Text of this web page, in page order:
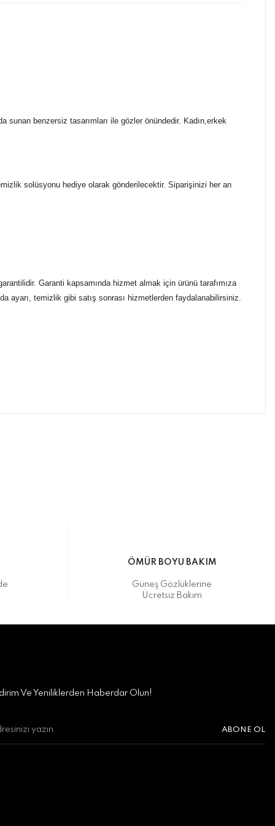
sunan benzersiz tasarımları ile gözler önündedir. Kadın,erkek
solüsyonu hediye olarak gönderilecektir. Siparişinizi her an
Garanti kapsamında hizmet almak için ürünü tarafımıza
ayarı, temizlik gibi satış sonrası hizmetlerden faydalanabilirsiniz.
ÖMÜR BOYU BAKIM
Güneş Gözlüklerine
Ücretsiz Bakım
Ve Yeniliklerden Haberdar Olun!
ABONE OL